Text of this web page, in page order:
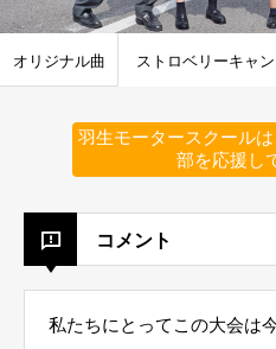
オリジナル曲 ストロベリーキャ
羽生モータースクール
部を応援し
コメント
私たちにとってこの大会は